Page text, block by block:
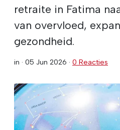
retraite in Fatima
van overvloed,
gezondheid.
in · 05 Jun 2026 · 0 Reacties